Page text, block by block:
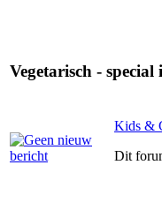
Vegetarisch - special
Kids &
Dit